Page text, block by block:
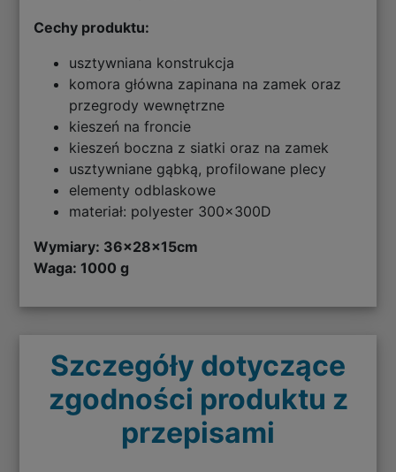
Cechy produktu:
usztywniana konstrukcja
komora główna zapinana na zamek oraz
przegrody wewnętrzne
kieszeń na froncie
kieszeń boczna z siatki oraz na zamek
usztywniane gąbką, profilowane plecy
elementy odblaskowe
materiał: polyester 300x300D
Wymiary: 36x28x15cm
Waga: 1000 g
Szczegóły dotyczące
zgodności produktu z
przepisami